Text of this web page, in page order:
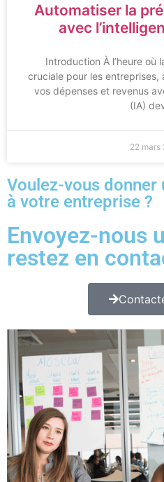
Automatiser la
avec
Introduction À l’heure où
cruciale pour les entreprises,
vos dépenses et revenus
(IA)
22 mars
Voulez-vous donner
à votre entreprise ?
Envoyez-nous
restez en